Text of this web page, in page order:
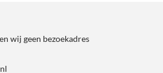
wij geen bezoekadres